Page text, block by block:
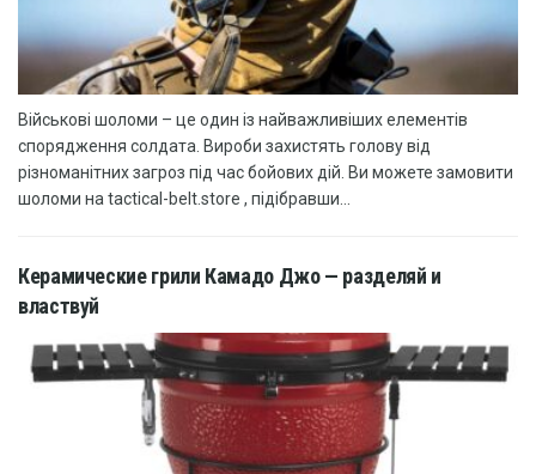
Військові шоломи – це один із найважливіших елементів
спорядження солдата. Вироби захистять голову від
різноманітних загроз під час бойових дій. Ви можете замовити
шоломи на tactical-belt.store , підібравши...
Керамические грили Камадо Джо — разделяй и
властвуй